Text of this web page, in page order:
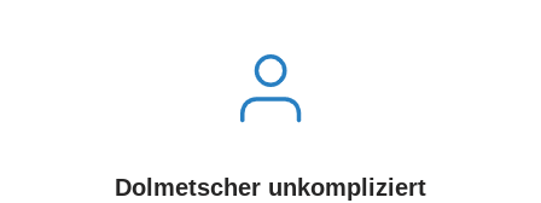
Dolmetscher unkompliziert